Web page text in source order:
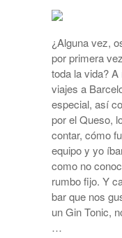
¿Alguna vez,
por primera
toda la vida?
viajes a
especial, así
por el Queso,
contar, cómo
equipo y yo
como no
rumbo fijo. Y
bar que nos
un Gin Tonic,
…